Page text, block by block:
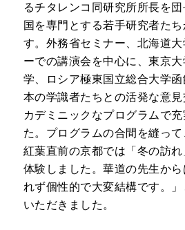
るチタレンコ同研究所所長を
国を専門とする若手研究者た
す。外務省セミナー、北海道
ーでの講演会を中心に、東京
学、ロシア極東国立総合大学
本の学識者たちとの活発な意
カデミニックなプログラムで
た。プログラムの合間を縫って
紅葉直前の京都では「冬の訪
体験しました。華道の先生か
れず個性的で大変結構です。
いただきました。